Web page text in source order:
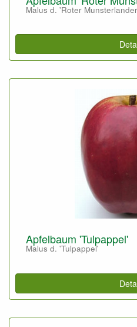
Malus d. 'Roter
Apfelbaum 'Tulpappel'
Malus d. 'Tulpappel'